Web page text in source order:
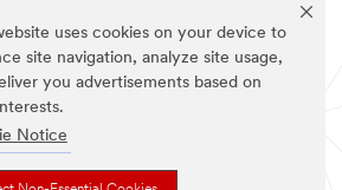
uses cookies on your device to
site navigation, analyze site usage,
you advertisements based on
Notice